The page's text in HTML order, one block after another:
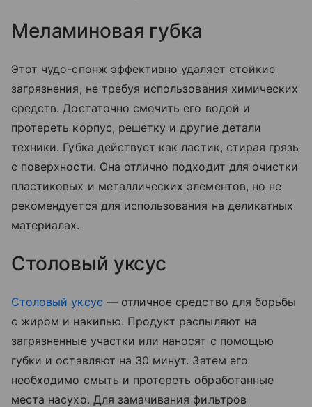
Меламиновая губка
Этот чудо-спонж эффективно удаляет стойкие
загрязнения, не требуя использования химических
средств. Достаточно смочить его водой и
протереть корпус, решетку и другие детали
техники. Губка действует как ластик, стирая грязь
с поверхности. Она отлично подходит для очистки
пластиковых и металлических элементов, но не
рекомендуется для использования на деликатных
материалах.
Столовый уксус
Столовый уксус — отличное средство для борьбы
с жиром и накипью. Продукт распыляют на
загрязненные участки или наносят с помощью
губки и оставляют на 30 минут. Затем его
необходимо смыть и протереть обработанные
места насухо. Для замачивания фильтров